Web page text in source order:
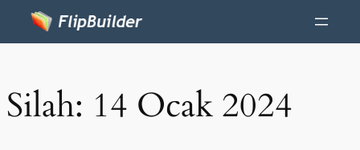
Silah: 14 Ocak 2024